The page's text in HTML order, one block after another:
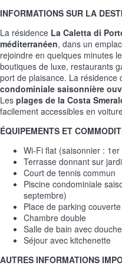
INFORMATIONS SUR LA
La résidence La Caletta di
méditerranéen, dans un
rejoindre en quelques minutes
boutiques de luxe, restaurants
port de plaisance. La résidence
condominiale saisonnière
Les plages de la Costa
facilement accessibles en
ÉQUIPEMENTS ET
Wi-Fi flat (saisonnier :
Terrasse donnant sur
Court de tennis commun
Piscine condominiale
septembre)
Place de parking
Chambre double
Salle de bain avec douche
Séjour avec kitchenette
AUTRES INFORMATIONS